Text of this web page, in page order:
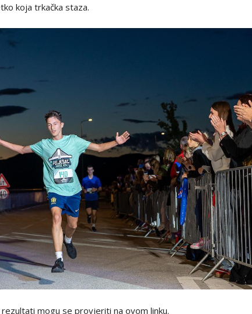
koja trkačka staza.
mogu se provjeriti na ovom linku.